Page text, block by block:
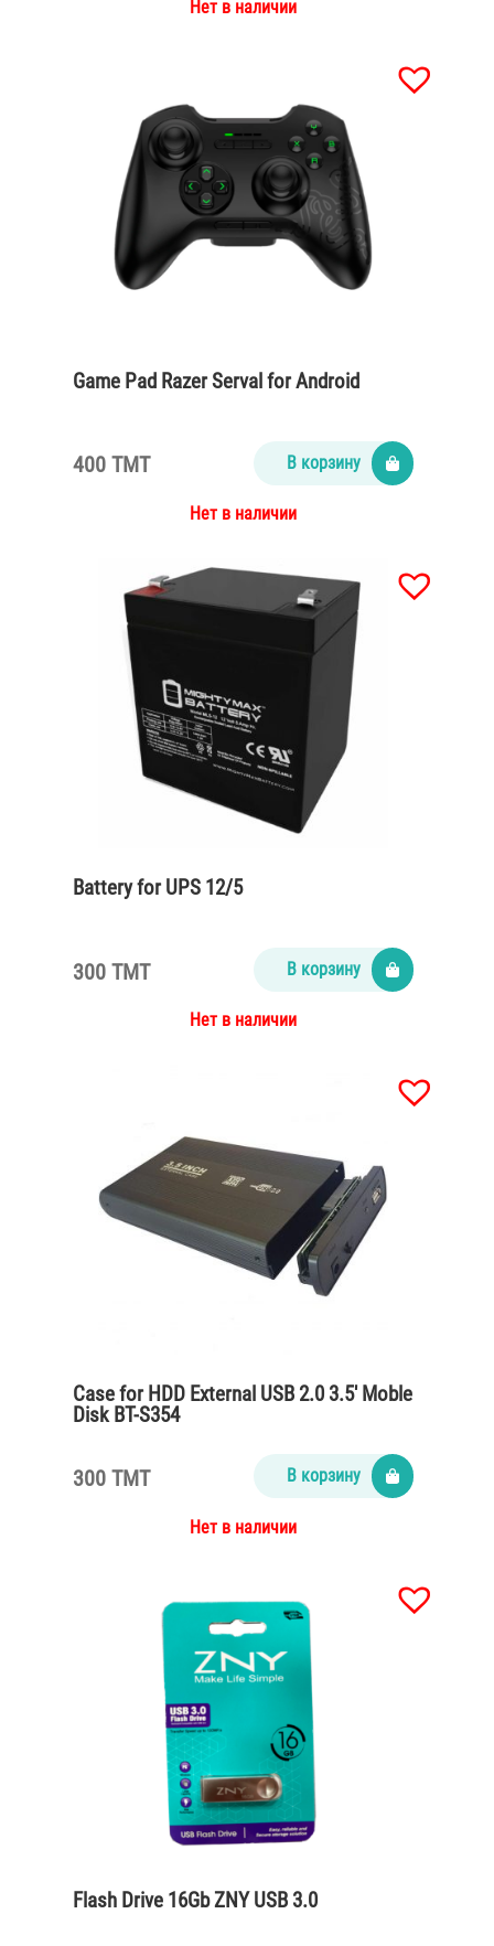
Нет в наличии
Game Pad Razer Serval for Android
400 TMT В корзину
Нет в наличии
Battery for UPS 12/5
300 TMT В корзину
Нет в наличии
Case for HDD External USB 2.0 3.5′ Moble
Disk BT-S354
300 TMT В корзину
Нет в наличии
Flash Drive 16Gb ZNY USB 3.0